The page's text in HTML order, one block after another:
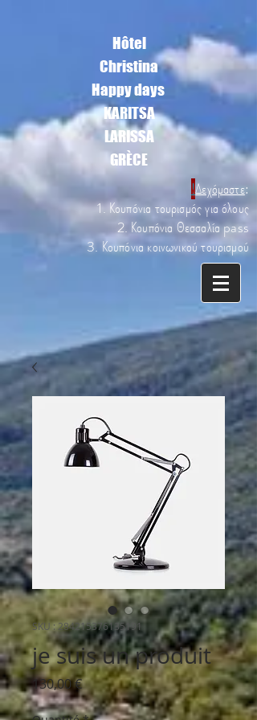
Hôtel
Christina
Happy days
KARITSA
LARISSA
GRÈCE
!Δεχόμαστε:
1. Κουπόνια τουρισμός για όλους
2. Κουπόνια Θεσσαλία pass
3. Κουπόνια κοινωνικού τουρισμού
SKU : 284215376135191
je suis un produit
130,00 €Prix